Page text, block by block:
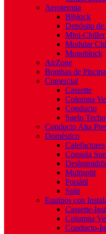
Aerotermia
Biblock
Depósito de
Mini-Chiller
Modular
Monoblock
AirZone
Bombas de Piscina
Comercial
Cassette
Columna
Conducto
Suelo Techo
Conducto Alta
Doméstico
Calefactores
Consola
Multisplit
Portátil
Split
Equipos con
Cassette-Inst
Columna
Conducto-